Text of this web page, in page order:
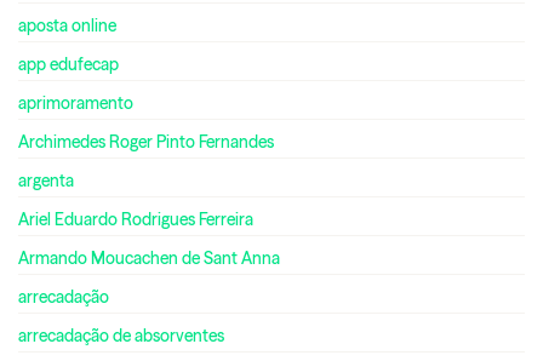
aposta online
app edufecap
aprimoramento
Archimedes Roger Pinto Fernandes
argenta
Ariel Eduardo Rodrigues Ferreira
Armando Moucachen de Sant Anna
arrecadação
arrecadação de absorventes